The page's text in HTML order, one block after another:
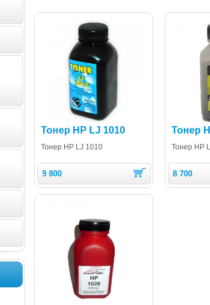
Тонер HP LJ 1010
Тонер HP LJ 1010
9 800
Тонер
Тонер HP
8 700